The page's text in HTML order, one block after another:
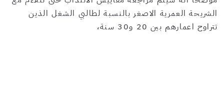
الشريحة العمرية الاصغر بالنسبة لطالبي الشغل الذين
تتراوح اعمارهم بين 20 و30 سنة،